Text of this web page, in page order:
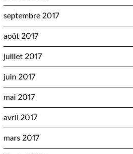
septembre 2017
août 2017
juillet 2017
juin 2017
mai 2017
avril 2017
mars 2017